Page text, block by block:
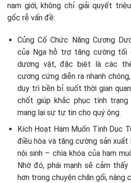
nam giới, không chỉ giải quyết
gốc rễ vấn đề:
Củng Cố Chức Năng Cương
của Nga hỗ trợ tăng cường tối
dương vật, đặc biệt là các
cương cứng diễn ra nhanh
duy trì bền bỉ suốt thời gian
chốt giúp khắc phục tình trạng
mang lại sự tự tin cho quý ông.
Kích Hoạt Ham Muốn Tình Dục
điều hòa và tăng cường sản
nội sinh – chìa khóa của ham
Nhờ đó, phái mạnh sẽ cảm
hơn trong chuyện chăn gối,